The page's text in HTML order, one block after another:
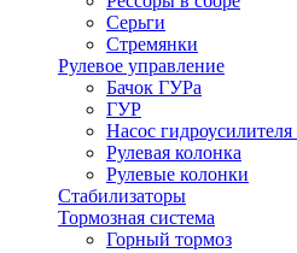
Серьги
Стремянки
Рулевое управление
Бачок ГУРа
ГУР
Насос
Рулевая колонка
Рулевые колонки
Стабилизаторы
Тормозная система
Горный тормоз